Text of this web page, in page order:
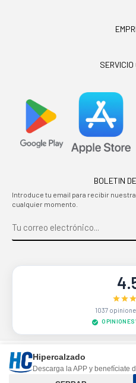
BOLETIN
Introduce tu email para recibir
cualquier momento.
1037
OPINIONES
Sitio protegido por
Hipercalzado
Descarga la APP y benefíciate